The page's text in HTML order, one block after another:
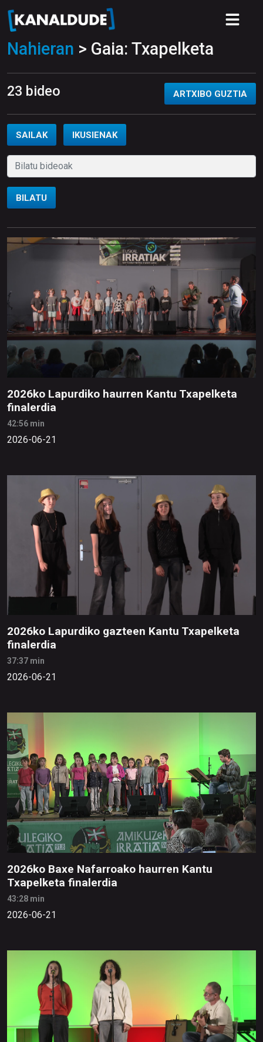
Nahieran > Gaia: Txapelketa
23 bideo ARTXIBO GUZTIA
SAILAK IKUSIENAK
BILATU
2026ko Lapurdiko haurren Kantu Txapelketa
finalerdia
42:56 min
2026-06-21
2026ko Lapurdiko gazteen Kantu Txapelketa
finalerdia
37:37 min
2026-06-21
2026ko Baxe Nafarroako haurren Kantu
Txapelketa finalerdia
43:28 min
2026-06-21